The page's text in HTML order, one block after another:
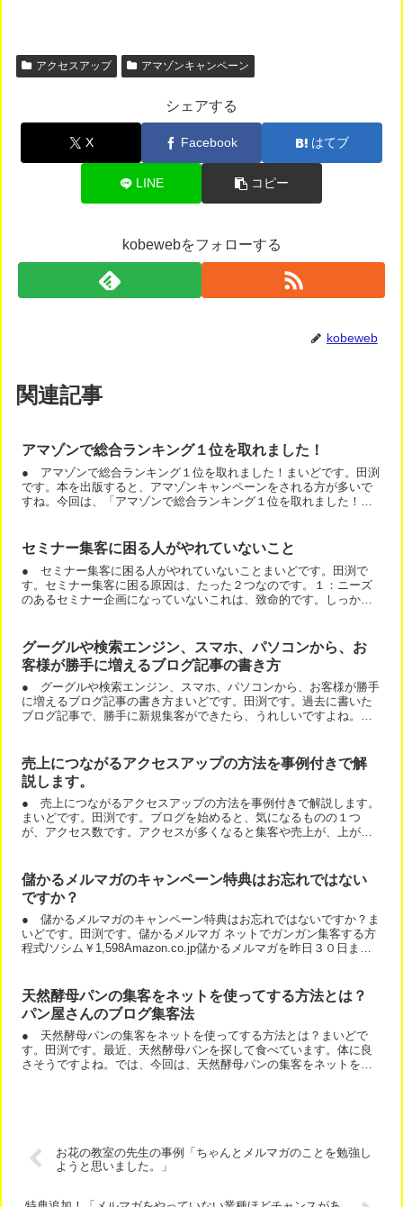
アクセスアップ アマゾンキャンペーン
シェアする
X Facebook はてブ
LINE コピー
kobewebをフォローする
kobeweb
関連記事
アマゾンで総合ランキング１位を取れました！
● アマゾンで総合ランキング１位を取れました！まいどです。田渕
です。本を出版すると、アマゾンキャンペーンをされる方が多いで
すね。今回は、「アマゾンで総合ランキング１位を取れました！」
セミナー集客に困る人がやれていないこと
● セミナー集客に困る人がやれていないことまいどです。田渕で
す。セミナー集客に困る原因は、たった２つなのです。１：ニーズ
のあるセミナー企画になっていないこれは、致命的です。しっか
グーグルや検索エンジン、スマホ、パソコンから、お
客様が勝手に増えるブログ記事の書き方
● グーグルや検索エンジン、スマホ、パソコンから、お客様が勝手
に増えるブログ記事の書き方まいどです。田渕です。過去に書いた
ブログ記事で、勝手に新規集客ができたら、うれしいですよね。今
売上につながるアクセスアップの方法を事例付きで解
説します。
● 売上につながるアクセスアップの方法を事例付きで解説します。
まいどです。田渕です。ブログを始めると、気になるものの１つ
が、アクセス数です。アクセスが多くなると集客や売上が、上がり
儲かるメルマガのキャンペーン特典はお忘れではない
ですか？
● 儲かるメルマガのキャンペーン特典はお忘れではないですか？ま
いどです。田渕です。儲かるメルマガ ネットでガンガン集客する方
程式/ソシム￥1,598Amazon.co.jp儲かるメルマガを昨日３０日まで
天然酵母パンの集客をネットを使ってする方法とは？
パン屋さんのブログ集客法
● 天然酵母パンの集客をネットを使ってする方法とは？まいどで
す。田渕です。最近、天然酵母パンを探して食べています。体に良
さそうですよね。では、今回は、天然酵母パンの集客をネットを使
お花の教室の先生の事例「ちゃんとメルマガのことを勉強し
ようと思いました。」